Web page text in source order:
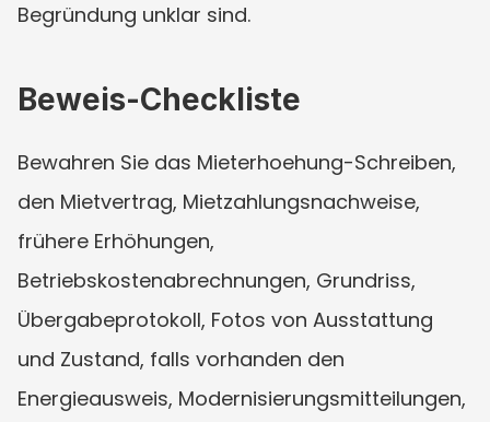
Begründung unklar sind.
Beweis-Checkliste
Bewahren Sie das Mieterhoehung-Schreiben,
den Mietvertrag, Mietzahlungsnachweise,
frühere Erhöhungen,
Betriebskostenabrechnungen, Grundriss,
Übergabeprotokoll, Fotos von Ausstattung
und Zustand, falls vorhanden den
Energieausweis, Modernisierungsmitteilungen,